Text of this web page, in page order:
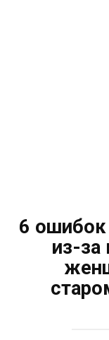
6
из-за